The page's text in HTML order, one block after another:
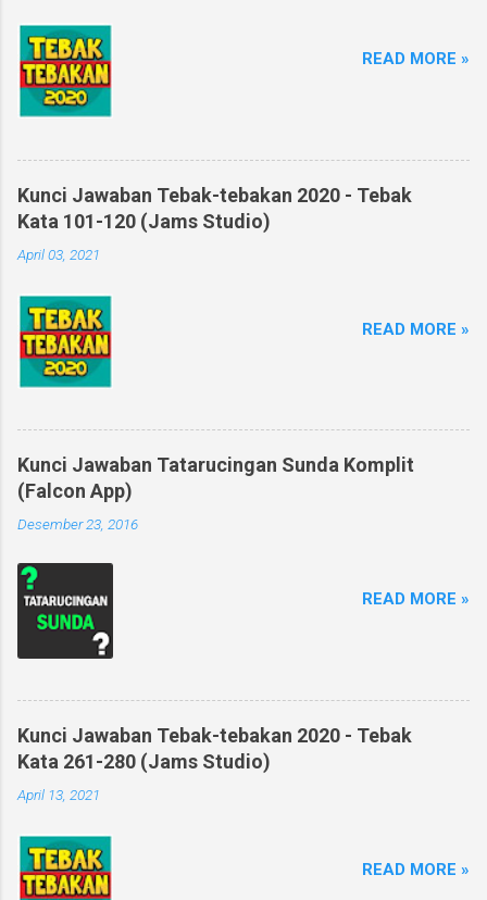
READ MORE »
Kunci Jawaban Tebak-tebakan 2020 - Tebak
Kata 101-120 (Jams Studio)
April 03, 2021
READ MORE »
Kunci Jawaban Tatarucingan Sunda Komplit
(Falcon App)
Desember 23, 2016
READ MORE »
Kunci Jawaban Tebak-tebakan 2020 - Tebak
Kata 261-280 (Jams Studio)
April 13, 2021
READ MORE »